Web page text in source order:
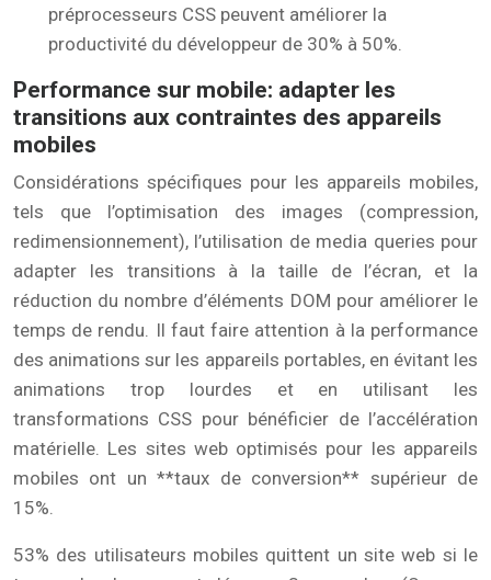
préprocesseurs CSS peuvent améliorer la
productivité du développeur de 30% à 50%.
Performance sur mobile: adapter les
transitions aux contraintes des appareils
mobiles
Considérations spécifiques pour les appareils mobiles,
tels que l’optimisation des images (compression,
redimensionnement), l’utilisation de media queries pour
adapter les transitions à la taille de l’écran, et la
réduction du nombre d’éléments DOM pour améliorer le
temps de rendu. Il faut faire attention à la performance
des animations sur les appareils portables, en évitant les
animations trop lourdes et en utilisant les
transformations CSS pour bénéficier de l’accélération
matérielle. Les sites web optimisés pour les appareils
mobiles ont un **taux de conversion** supérieur de
15%.
53% des utilisateurs mobiles quittent un site web si le